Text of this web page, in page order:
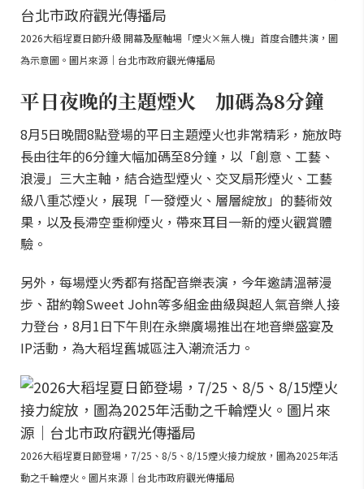
2026大稻埕夏日節升級 開幕及壓軸場「煙火×無人機」首度合體共演，圖
為示意圖。圖片來源｜台北市政府觀光傳播局
平日夜晚的主題煙火 加碼為8分鐘
8月5日晚間8點登場的平日主題煙火也非常精彩，施放時
長由往年的6分鐘大幅加碼至8分鐘，以「創意、工藝、
浪漫」三大主軸，結合造型煙火、交叉扇形煙火、工藝
級八重芯煙火，展現「一發煙火、層層綻放」的藝術效
果，以及長滯空垂柳煙火，帶來耳目一新的煙火觀賞體
驗。
另外，每場煙火秀都有搭配音樂表演，今年邀請溫蒂漫
步、甜約翰Sweet John等多組金曲級與超人氣音樂人接
力登台，8月1日下午則在永樂廣場推出在地音樂盛宴及
IP活動，為大稻埕舊城區注入潮流活力。
2026大稻埕夏日節登場，7/25、8/5、8/15煙火接力綻放，圖為2025年活
動之千輪煙火。圖片來源｜台北市政府觀光傳播局